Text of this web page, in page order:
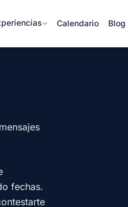
Calendario Blog
fechas.